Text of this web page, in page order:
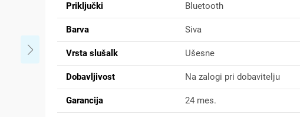
Priključki Bluetooth
Barva Siva
Vrsta slušalk Ušesne
Dobavljivost Na zalogi pri dobavitelju
Garancija 24 mes.